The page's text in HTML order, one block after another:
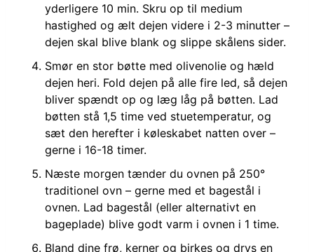
yderligere 10 min. Skru op til medium
hastighed og ælt dejen videre i 2-3 minutter –
dejen skal blive blank og slippe skålens sider.
Smør en stor bøtte med olivenolie og hæld
dejen heri. Fold dejen på alle fire led, så dejen
bliver spændt op og læg låg på bøtten. Lad
bøtten stå 1,5 time ved stuetemperatur, og
sæt den herefter i køleskabet natten over –
gerne i 16-18 timer.
Næste morgen tænder du ovnen på 250°
traditionel ovn – gerne med et bagestål i
ovnen. Lad bagestål (eller alternativt en
bageplade) blive godt varm i ovnen i 1 time.
Bland dine frø, kerner og birkes og drys en